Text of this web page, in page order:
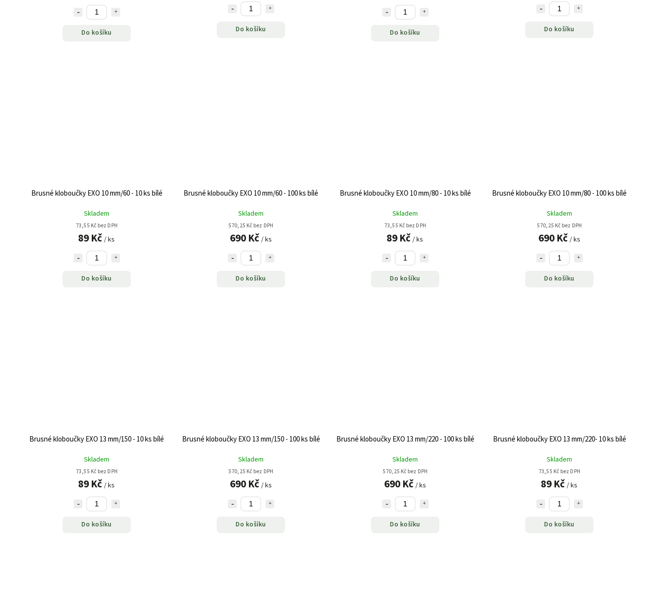
Do košíku Do košíku Do košíku Do košíku
Brusné kloboučky EXO 10 mm/60 - 10 ks bílé
Skladem
73,55 Kč bez DPH
89 Kč/ ks
Do košíku
Brusné kloboučky EXO 10 mm/60 - 100 ks bílé
Skladem
570,25 Kč bez DPH
690 Kč / ks
Do košíku
Brusné kloboučky EXO 10 mm/80 - 10 ks bílé
Skladem
73,55 Kč bez DPH
89 Kč/ ks
Do košíku
Brusné kloboučky EXO 10 mm/80 - 100 ks bílé
Skladem
570,25 Kč bez DPH
690 Kč / ks
Do košíku
Brusné kloboučky EXO 13 mm/150 - 10 ks bílé
Skladem
73,55 Kč bez DPH
89 Kč/ ks
Do košíku
Brusné kloboučky EXO 13 mm/150 - 100 ks bílé
Skladem
570,25 Kč bez DPH
690 Kč / ks
Do košíku
Brusné kloboučky EXO 13 mm/220 - 100 ks bílé
Skladem
570,25 Kč bez DPH
690 Kč / ks
Do košíku
Brusné kloboučky EXO 13 mm/220- 10 ks bílé
Skladem
73,55 Kč bez DPH
89 Kč/ ks
Do košíku